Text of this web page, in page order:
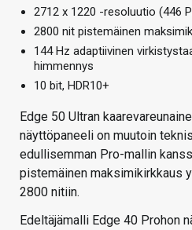
2712 x 1220 -resoluutio (446
2800 nit pistemäinen
144 Hz adaptiivinen
himmennys
10 bit, HDR10+
Edge 50 Ultran
näyttöpaneeli on muutoin
edullisemman Pro-mallin
pistemäinen maksimikirkkaus
2800 nitiin.
Edeltäjämalli Edge 40 Prohon